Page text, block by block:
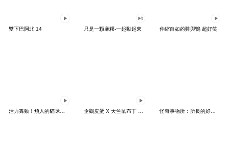
雙下巴阿北 14 只是一顆麻糬-一起動起來 伸縮自如的雞與鴨 超好笑
活力舞動！煩人的貓咪★迷你版 2 企鵝皮蛋 X 天竺鼠布丁 有點厭世 怪奇事物所：所長的好日子要來力